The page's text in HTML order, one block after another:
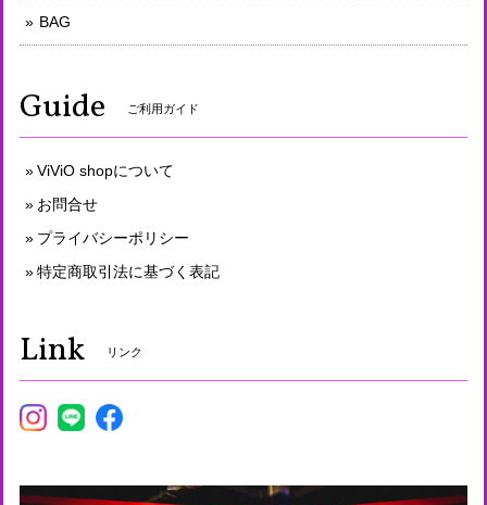
BAG
Guide ご利用ガイド
ViViO shopについて
お問合せ
プライバシーポリシー
特定商取引法に基づく表記
Link リンク